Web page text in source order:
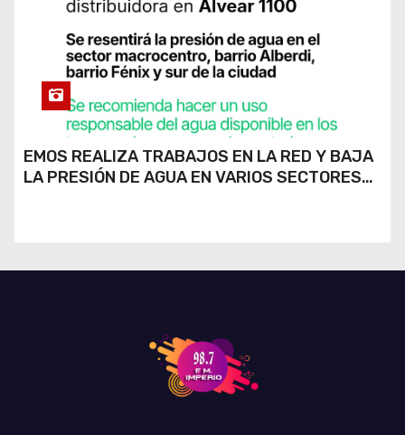
EMOS REALIZA TRABAJOS EN LA RED Y BAJA
LA PRESIÓN DE AGUA EN VARIOS SECTORES